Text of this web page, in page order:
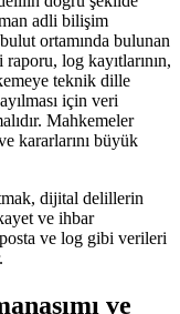
adli bilişim
ortamında bulunan
log kayıtlarının,
teknik dille
için veri
Mahkemeler
kararlarını büyük
dijital delillerin
ve ihbar
posta ve log gibi verileri
ve